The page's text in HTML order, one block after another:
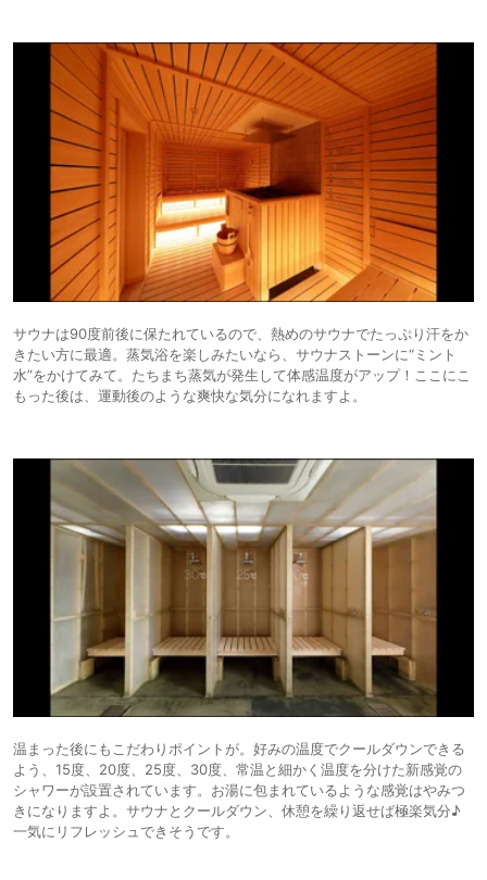
サウナは90度前後に保たれているので、熱めのサウナでたっぷり汗をか
きたい方に最適。蒸気浴を楽しみたいなら、サウナストーンに“ミント
水”をかけてみて。たちまち蒸気が発生して体感温度がアップ！ここにこ
もった後は、運動後のような爽快な気分になれますよ。
温まった後にもこだわりポイントが。好みの温度でクールダウンできる
よう、15度、20度、25度、30度、常温と細かく温度を分けた新感覚の
シャワーが設置されています。お湯に包まれているような感覚はやみつ
きになりますよ。サウナとクールダウン、休憩を繰り返せば極楽気分♪
一気にリフレッシュできそうです。